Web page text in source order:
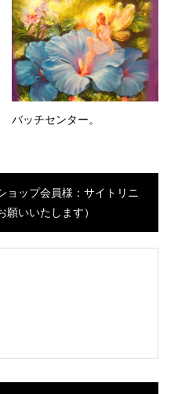
バッチセンター。
ョップ会員様：サイトリニ
願いいたします）